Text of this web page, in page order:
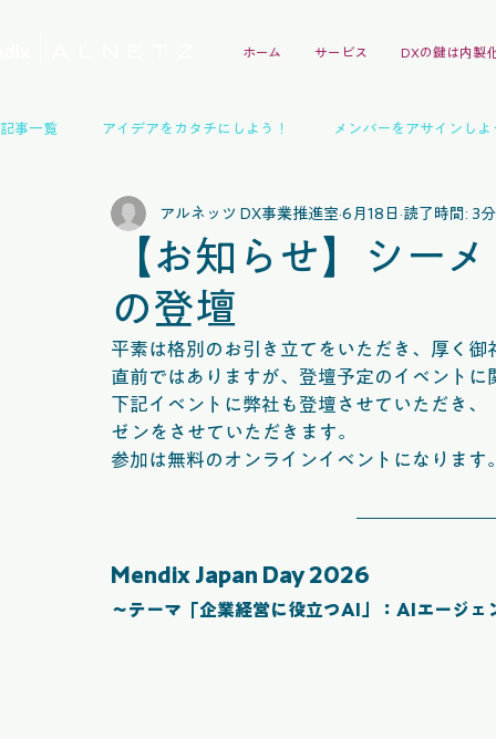
ホーム サービス DXの鍵は内製
記事一覧 アイデアをカタチにしよう！ メンバーをアサインしよ
Mendixガイドブック イベントレポート 技術交流会
インタビュー
【お知らせ】シー
の登壇
アルネッツ DX事業推進室 6月18日 読了時間: 3分
平素は格別のお引き立てをいただき、厚く御
直前ではありますが、登壇予定のイベント
下記イベントに弊社も登壇させていただき、
ゼンをさせていただきます。
参加は無料のオンラインイベントになります
Mendix Japan Day 2026
～テーマ「企業経営に役立つAI」：AIエージ